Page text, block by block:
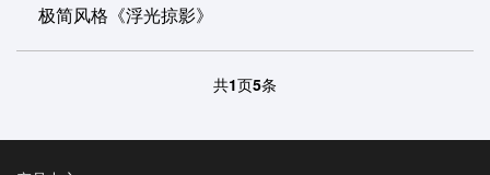
极简风格《浮光掠影》
共1页5条